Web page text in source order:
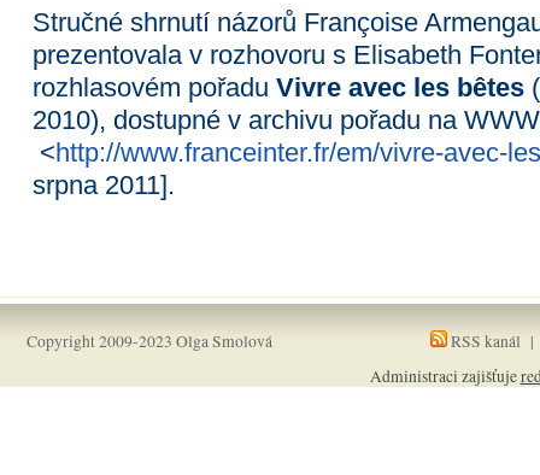
Stručné shrnutí názorů Françoise
prezentovala v rozhovoru s Elisabeth
rozhlasovém pořadu Vivre avec les bêtes
2010), dostupné v archivu pořadu na
<http://www.franceinter.fr/em/vivre-avec-
srpna 2011].
RSS kanál
Copyright 2009-2023 Olga Smolová
Administraci zajišťuje